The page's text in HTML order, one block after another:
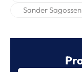
Sander Sagossen